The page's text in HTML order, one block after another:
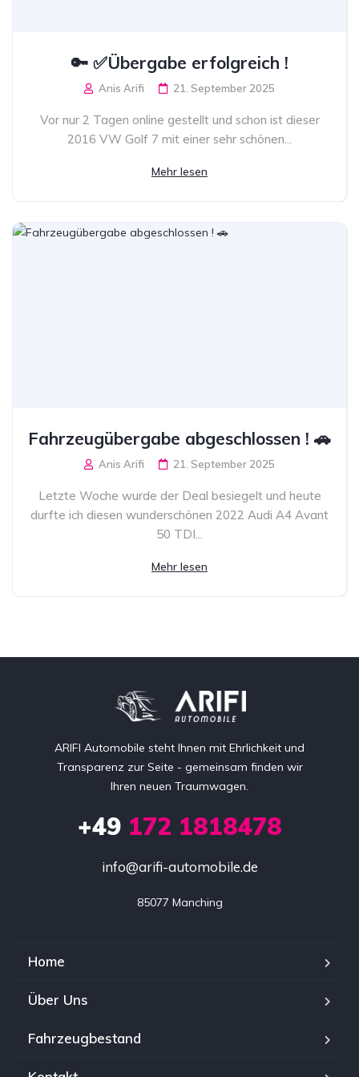
🔑 ✅Übergabe erfolgreich !
Anis Arifi 21. September 2025
Vor nur 2 Tagen online gestellt und schon ist dieser
2016 VW Golf 7 mit einer sehr schönen...
Mehr lesen
Fahrzeugübergabe abgeschlossen ! 🚗
Anis Arifi 21. September 2025
Letzte Woche wurde der Deal besiegelt und heute
durfte ich diesen wunderschönen 2022 Audi A4 Avant
50 TDI...
Mehr lesen
ARIFI Automobile steht Ihnen mit Ehrlichkeit und
Transparenz zur Seite - gemeinsam finden wir
Ihren neuen Traumwagen.
+49172 1818478
info@arifi-automobile.de
85077 Manching
Home
Über Uns
Fahrzeugbestand